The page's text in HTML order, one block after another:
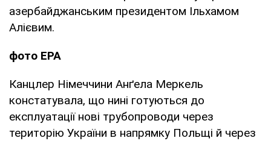
азербайджанським президентом Ільхамом
Алієвим.
фото ЕРА
Канцлер Німеччини Анґела Меркель
констатувала, що нині готуються до
експлуатації нові трубопроводи через
територію України в напрямку Польщі й через